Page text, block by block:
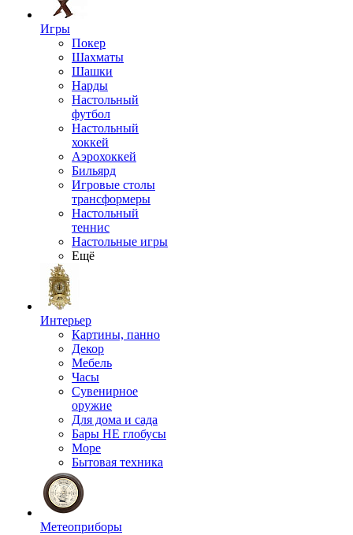
Игры
Покер
Шахматы
Шашки
Нарды
Настольный
футбол
Настольный
хоккей
Аэрохоккей
Бильярд
Игровые столы
трансформеры
Настольный
теннис
Настольные игры
Ещё
Интерьер
Картины, панно
Декор
Мебель
Часы
Сувенирное
оружие
Для дома и сада
Бары НЕ глобусы
Море
Бытовая техника
Метеоприборы